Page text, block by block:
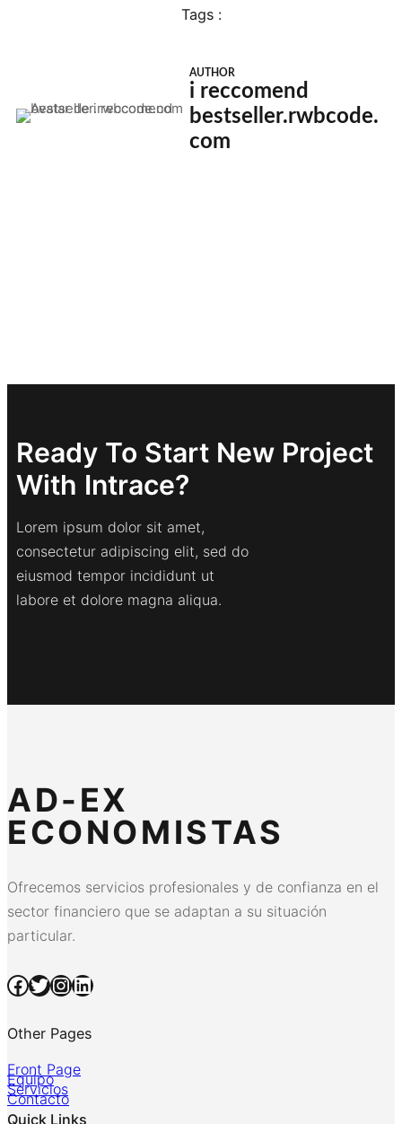
Tags :
AUTHOR
i reccomend
bestseller.rwbcode.
com
Ready To Start New Project
With Intrace?
Lorem ipsum dolor sit amet,
consectetur adipiscing elit, sed do
eiusmod tempor incididunt ut
labore et dolore magna aliqua.
AD-EX
ECONOMISTAS
Ofrecemos servicios profesionales y de confianza en el
sector financiero que se adaptan a su situación
particular.
Facebook Twitter InstagramLinkedIn
Other Pages
Front Page
Equipo
Servicios
Contacto
Quick Links